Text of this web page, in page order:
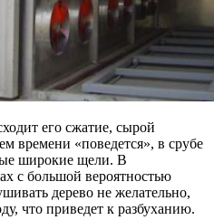
его сжатие, сырой
времени «поведется», в срубе
широкие щели. В
с большой вероятностью
дерево не желательно,
что приведет к разбуханию.